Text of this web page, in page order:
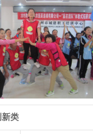
准备好的婚礼请柬发给
保每个角色都有…
新类